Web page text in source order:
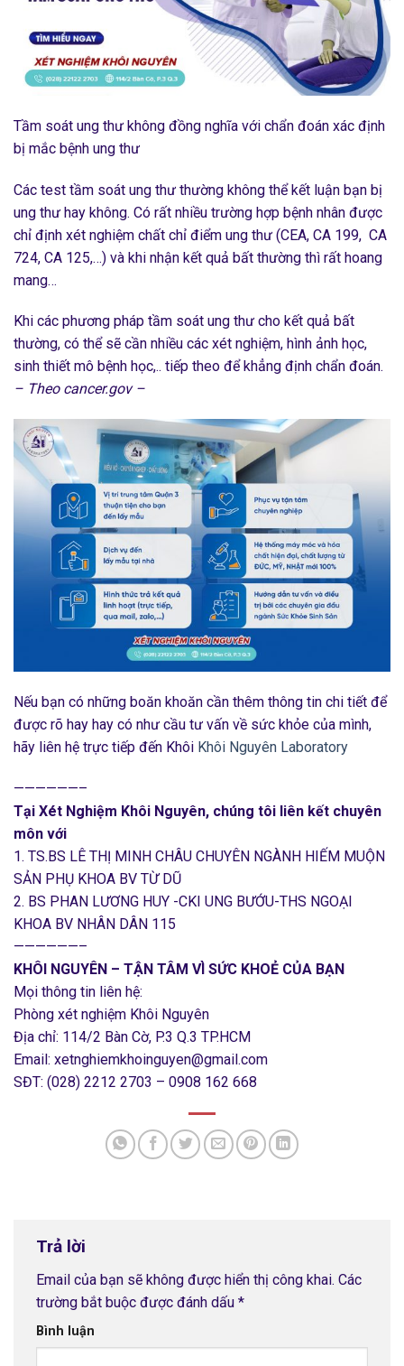
Tầm soát ung thư không đồng nghĩa với chẩn đoán xác định
bị mắc bệnh ung thư
Các test tầm soát ung thư thường không thể kết luận bạn bị
ung thư hay không. Có rất nhiều trường hợp bệnh nhân được
chỉ định xét nghiệm chất chỉ điểm ung thư (CEA, CA 199, CA
724, CA 125,…) và khi nhận kết quả bất thường thì rất hoang
mang…
Khi các phương pháp tầm soát ung thư cho kết quả bất
thường, có thể sẽ cần nhiều các xét nghiệm, hình ảnh học,
sinh thiết mô bệnh học,.. tiếp theo để khẳng định chẩn đoán.
– Theo cancer.gov –
Nếu bạn có những boăn khoăn cần thêm thông tin chi tiết để
được rõ hay hay có như cầu tư vấn về sức khỏe của mình,
hãy liên hệ trực tiếp đến Khôi Khôi Nguyên Laboratory
——————–
Tại Xét Nghiệm Khôi Nguyên, chúng tôi liên kết chuyên
môn với
1. TS.BS LÊ THỊ MINH CHÂU CHUYÊN NGÀNH HIẾM MUỘN
SẢN PHỤ KHOA BV TỪ DŨ
2. BS PHAN LƯƠNG HUY -CKI UNG BƯỚU-THS NGOẠI
KHOA BV NHÂN DÂN 115
——————–
KHÔI NGUYÊN – TẬN TÂM VÌ SỨC KHOẺ CỦA BẠN
Mọi thông tin liên hệ:
Phòng xét nghiệm Khôi Nguyên
Địa chỉ: 114/2 Bàn Cờ, P.3 Q.3 TP.HCM
Email: xetnghiemkhoinguyen@gmail.com
SĐT: (028) 2212 2703 – 0908 162 668
Trả lời
Email của bạn sẽ không được hiển thị công khai. Các
trường bắt buộc được đánh dấu *
Bình luận